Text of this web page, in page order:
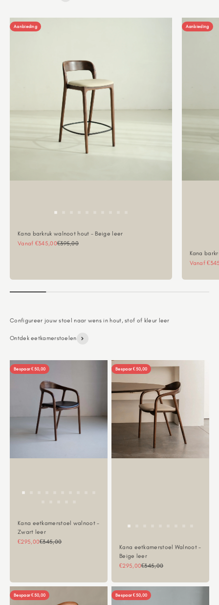
Aanbieding
Kana barkruk walnoot hout - Beige leer
Aanbiedingsprijs
Vanaf €345,00Normale prijs
€395,00
Aanbieding
Kana
Vanaf
Ontdek eetkamerstoelen
Bespaar €50,00
Kana eetkamerstoel walnoot -
Zwart leer
Aanbiedingsprijs
€295,00Normale prijs
€345,00
Bespaar €50,00
Kana eetkamerstoel Walnoot -
Beige leer
Aanbiedingsprijs
€295,00Normale prijs
€345,00
Bespaar €50,00 Bespaar €50,00